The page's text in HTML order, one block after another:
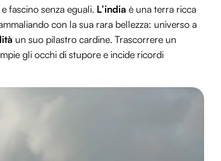
fascino senza eguali. L’india è una terra ricca
con la sua rara bellezza: universo a
un suo pilastro cardine. Trascorrere un
gli occhi di stupore e incide ricordi